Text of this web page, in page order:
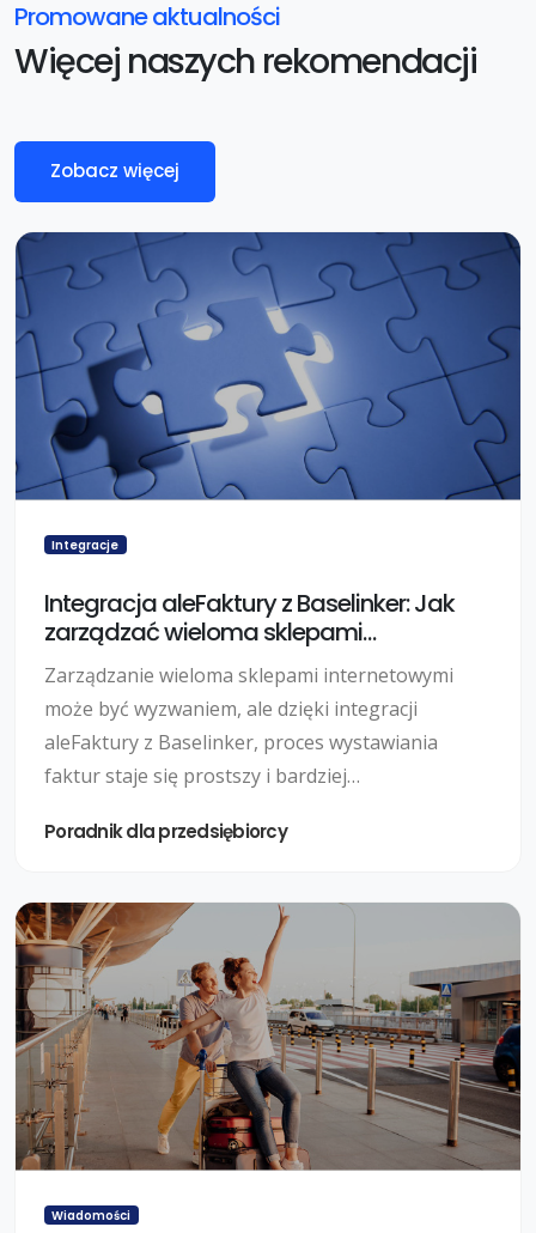
Promowane aktualności
Więcej naszych rekomendacji
Zobacz więcej
Integracje
Integracja aleFaktury z Baselinker: Jak
zarządzać wieloma sklepami
internetowymi?
Zarządzanie wieloma sklepami internetowymi
może być wyzwaniem, ale dzięki integracji
aleFaktury z Baselinker, proces wystawiania
faktur staje się prostszy i bardziej
narzędzia mogą współpracować, aby ułatwić Ci
aby dowiedzieć się więcej o korzyściach płynących
z tej integracji i jak ją skonfigurować dla swojego
biznesu.
Poradnik dla przedsiębiorcy
Wiadomości